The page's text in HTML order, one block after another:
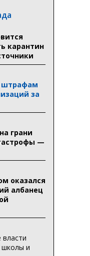
карантин
штрафам
за
грани
—
оказался
албанец
школы и